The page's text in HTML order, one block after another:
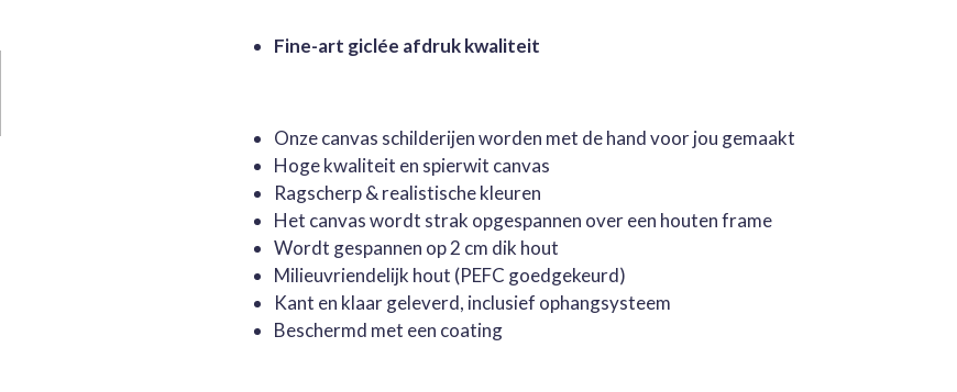
Fine-art giclée afdruk kwaliteit
Onze canvas schilderijen worden met de hand voor jou gemaakt
Hoge kwaliteit en spierwit canvas
Ragscherp & realistische kleuren
Het canvas wordt strak opgespannen over een houten frame
Wordt gespannen op 2 cm dik hout
Milieuvriendelijk hout (PEFC goedgekeurd)
Kant en klaar geleverd, inclusief ophangsysteem
Beschermd met een coating